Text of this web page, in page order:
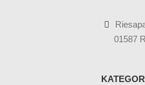
01587